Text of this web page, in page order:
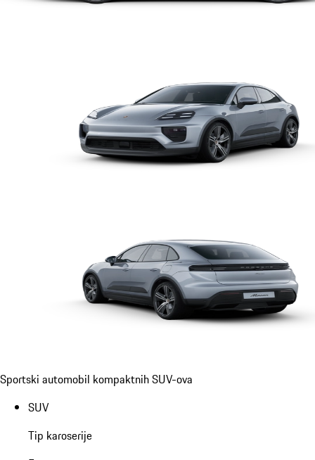
Sportski automobil kompaktnih SUV-ova
SUV
Tip karoserije